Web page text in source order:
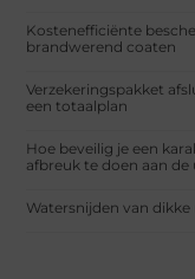
Kostenefficiënte
brandwerend coaten
Verzekeringspakket
een totaalplan
Hoe beveilig je een
afbreuk te doen aan de
Watersnijden van